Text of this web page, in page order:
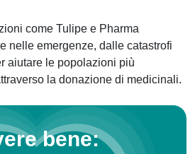
come Tulipe e Pharma
nelle emergenze, dalle catastrofi
aiutare le popolazioni più
la donazione di medicinali.
bene: